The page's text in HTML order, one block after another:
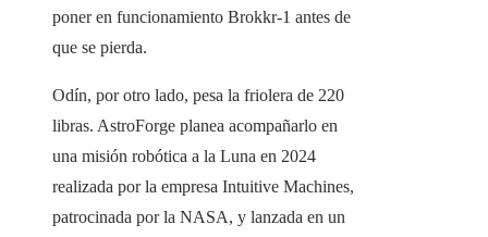
poner en funcionamiento Brokkr-1 antes de
que se pierda.
Odín, por otro lado, pesa la friolera de 220
libras. AstroForge planea acompañarlo en
una misión robótica a la Luna en 2024
realizada por la empresa Intuitive Machines,
patrocinada por la NASA, y lanzada en un